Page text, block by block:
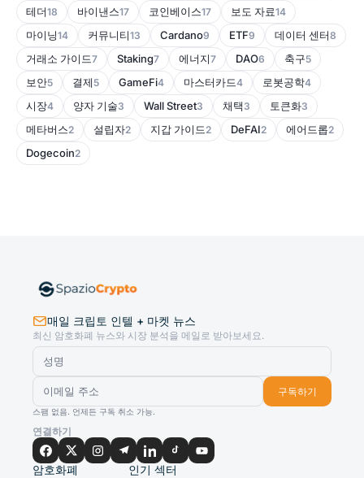
테더18 바이낸스17 코인베이스17 보도 자료14
마이닝14 커뮤니티13 Cardano9 ETF9 데이터 센터8
거래소 가이드7 Staking7 에너지7 DAO6 축구5
보안5 결제 5 GameFi4 마스터카드4 로봇공학4
시장4 양자 기술3 Wall Street3 채택 3 토큰화3
메타버스2 설립자2 지갑 가이드 2 DeFAI2 에어드롭2
Dogecoin2
매일 크립토 인텔 + 마켓 뉴스
최신 암호화폐 뉴스와 시장 분석을 메일로 받아보세요.
구독하기
스팸 없음. 언제든 구독 취소 가능.
연결하기
암호화폐 인기 섹터